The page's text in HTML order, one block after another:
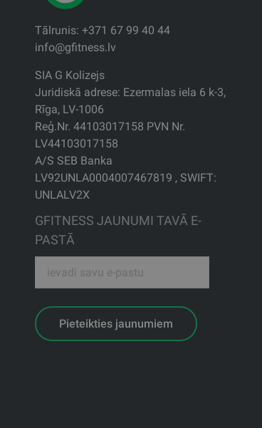
Tālrunis: +371 67 99 40 44
info@gfitness.lv
SIA G Kolizejs
Juridiskā adrese: Ezermalas iela 6 k-3,
Rīga, LV-1006
Reģ.Nr. 44103017158 PVN Nr.
LV44103017158
A/S SEB Banka
LV92UNLA0004007467819 , SWIFT:
UNLALV2X
GFITNESS JAUNUMI TAVĀ E-
PASTĀ
Pieteikties jaunumiem